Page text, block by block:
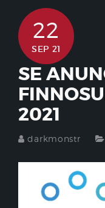
22
SEP 21
SE
2021
darkmonstr